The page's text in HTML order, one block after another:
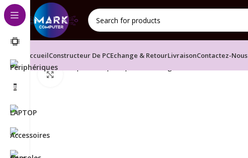
AccueilConstructeur De PCEchange & RetourLivraisonContactez-Nous
Accueil
Click to enlarge